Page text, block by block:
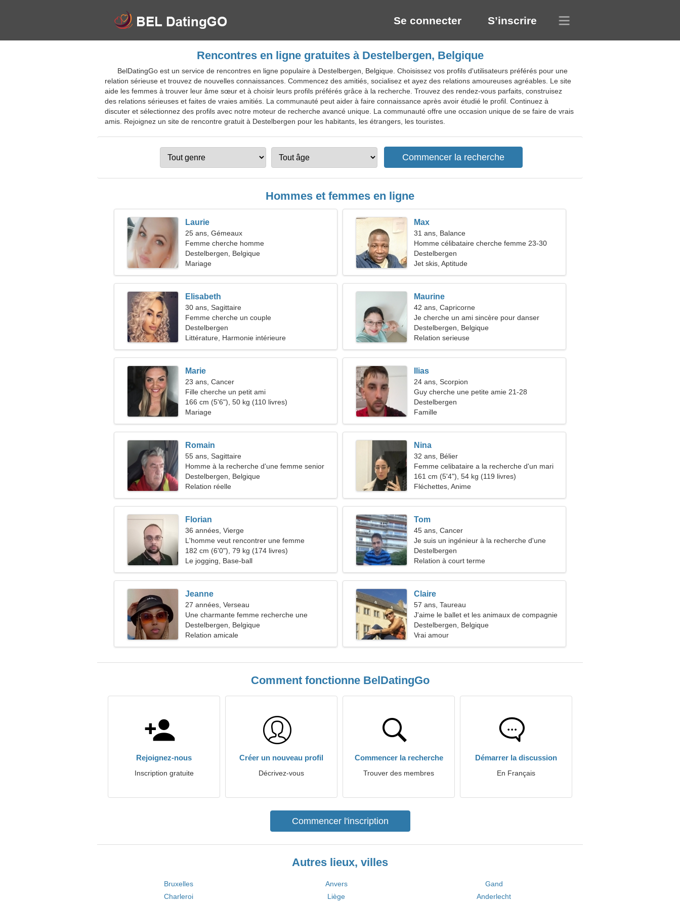
Se connecter S’inscrire
Rencontres en ligne gratuites à Destelbergen, Belgique
BelDatingGo est un service de rencontres en ligne populaire à Destelbergen, Belgique. Choisissez vos profils d'utilisateurs préférés pour une
relation sérieuse et trouvez de nouvelles connaissances. Commencez des amitiés, socialisez et ayez des relations amoureuses agréables. Le site
aide les femmes à trouver leur âme sœur et à choisir leurs profils préférés grâce à la recherche. Trouvez des rendez-vous parfaits, construisez
des relations sérieuses et faites de vraies amitiés. La communauté peut aider à faire connaissance après avoir étudié le profil. Continuez à
discuter et sélectionnez des profils avec notre moteur de recherche avancé unique. La communauté offre une occasion unique de se faire de vrais
amis. Rejoignez un site de rencontre gratuit à Destelbergen pour les habitants, les étrangers, les touristes.
Hommes et femmes en ligne
Laurie
25 ans, Gémeaux
Femme cherche homme
Destelbergen, Belgique
Mariage
Max
31 ans, Balance
Homme célibataire cherche femme 23-30
Destelbergen
Jet skis, Aptitude
Elisabeth
30 ans, Sagittaire
Femme cherche un couple
Destelbergen
Littérature, Harmonie intérieure
Maurine
42 ans, Capricorne
Je cherche un ami sincère pour danser
Destelbergen, Belgique
Relation serieuse
Marie
23 ans, Cancer
Fille cherche un petit ami
166 cm (5'6"), 50 kg (110 livres)
Mariage
Ilias
24 ans, Scorpion
Guy cherche une petite amie 21-28
Destelbergen
Famille
Romain
55 ans, Sagittaire
Homme à la recherche d'une femme senior
43-53
Destelbergen, Belgique
Relation réelle
Nina
32 ans, Bélier
Femme celibataire a la recherche d'un mari
33-41
161 cm (5'4"), 54 kg (119 livres)
Fléchettes, Anime
Florian
36 années, Vierge
L'homme veut rencontrer une femme
182 cm (6'0"), 79 kg (174 livres)
Le jogging, Base-ball
Tom
45 ans, Cancer
Je suis un ingénieur à la recherche d'une
belle femme
Destelbergen
Relation à court terme
Jeanne
27 années, Verseau
Une charmante femme recherche une
relation sérieuse
Destelbergen, Belgique
Relation amicale
Claire
57 ans, Taureau
J'aime le ballet et les animaux de compagnie
Destelbergen, Belgique
Vrai amour
Comment fonctionne BelDatingGo
Rejoignez-nous
Inscription gratuite
Créer un nouveau profil
Décrivez-vous
Commencer la recherche
Trouver des membres
Démarrer la discussion
En Français
Commencer l'inscription
Autres lieux, villes
Bruxelles Anvers
Gand
Charleroi
Liège
Anderlecht